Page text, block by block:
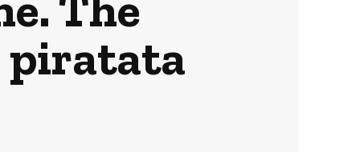
piratata